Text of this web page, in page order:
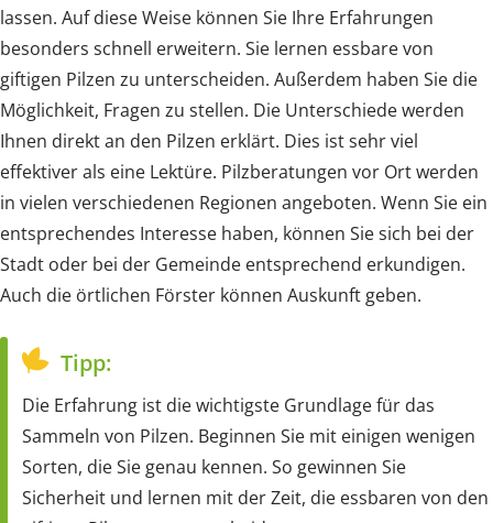
lassen. Auf diese Weise können Sie Ihre Erfahrungen
besonders schnell erweitern. Sie lernen essbare von
giftigen Pilzen zu unterscheiden. Außerdem haben Sie die
Möglichkeit, Fragen zu stellen. Die Unterschiede werden
Ihnen direkt an den Pilzen erklärt. Dies ist sehr viel
effektiver als eine Lektüre. Pilzberatungen vor Ort werden
in vielen verschiedenen Regionen angeboten. Wenn Sie ein
entsprechendes Interesse haben, können Sie sich bei der
Stadt oder bei der Gemeinde entsprechend erkundigen.
Auch die örtlichen Förster können Auskunft geben.
Tipp:
Die Erfahrung ist die wichtigste Grundlage für das
Sammeln von Pilzen. Beginnen Sie mit einigen wenigen
Sorten, die Sie genau kennen. So gewinnen Sie
Sicherheit und lernen mit der Zeit, die essbaren von den